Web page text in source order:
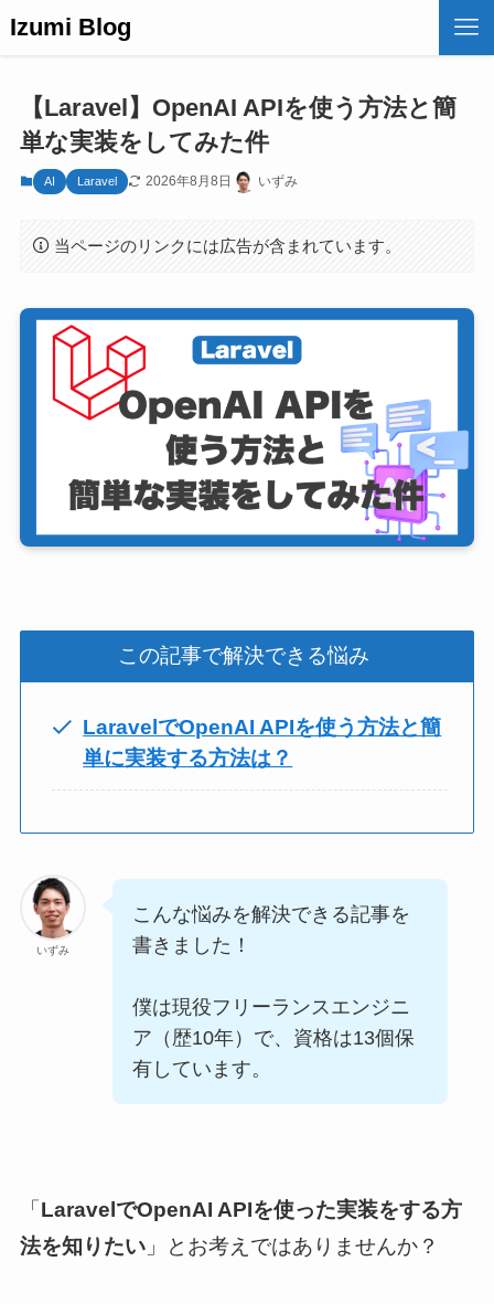
Izumi Blog
【Laravel】OpenAI APIを使う方法と簡
単な実装をしてみた件
AI Laravel 2026年8月8日 いずみ
当ページのリンクには広告が含まれています。
この記事で解決できる悩み
LaravelでOpenAI APIを使う方法と簡
単に実装する方法は？
いずみ
こんな悩みを解決できる記事を
書きました！
僕は現役フリーランスエンジニ
ア（歴10年）で、資格は13個保
有しています。
「 LaravelでOpenAI APIを使った実装をする方
法を知りたい」とお考えではありませんか？